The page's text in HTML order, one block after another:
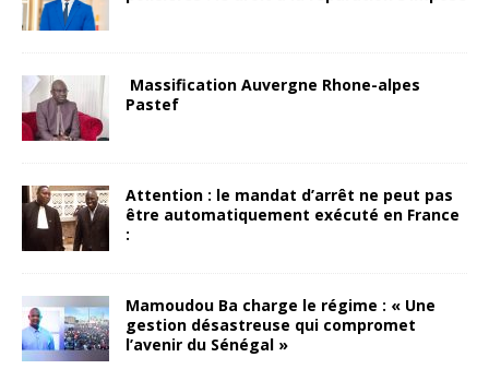
Massification Auvergne Rhone-alpes
Pastef
Attention : le mandat d’arrêt ne peut pas
être automatiquement exécuté en France
:
Mamoudou Ba charge le régime : « Une
gestion désastreuse qui compromet
l’avenir du Sénégal »